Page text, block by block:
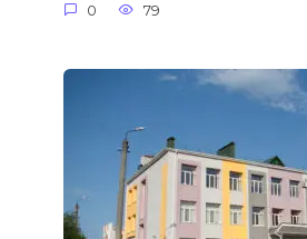
0 79